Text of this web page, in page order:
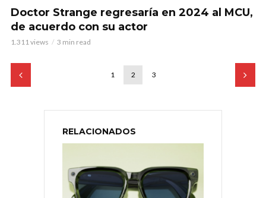
Doctor Strange regresaría en 2024 al MCU,
de acuerdo con su actor
1.311 views 3 min read
1 2 3
RELACIONADOS